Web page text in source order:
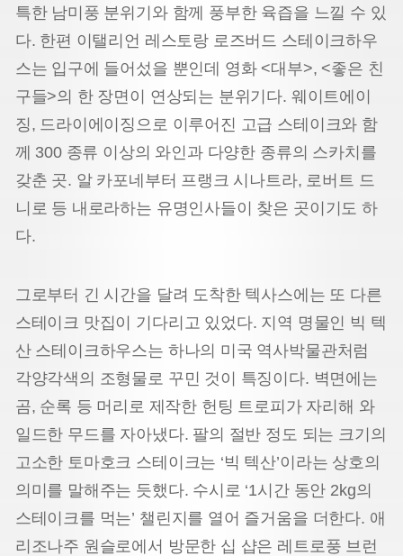
특한 남미풍 분위기와 함께 풍부한 육즙을 느낄 수 있
다. 한편 이탤리언 레스토랑 로즈버드 스테이크하우
스는 입구에 들어섰을 뿐인데 영화 <대부>, <좋은 친
구들>의 한 장면이 연상되는 분위기다. 웨이트에이
징, 드라이에이징으로 이루어진 고급 스테이크와 함
께 300 종류 이상의 와인과 다양한 종류의 스카치를
갖춘 곳. 알 카포네부터 프랭크 시나트라, 로버트 드
니로 등 내로라하는 유명인사들이 찾은 곳이기도 하
다.
그로부터 긴 시간을 달려 도착한 텍사스에는 또 다른
스테이크 맛집이 기다리고 있었다. 지역 명물인 빅 텍
산 스테이크하우스는 하나의 미국 역사박물관처럼
각양각색의 조형물로 꾸민 것이 특징이다. 벽면에는
곰, 순록 등 머리로 제작한 헌팅 트로피가 자리해 와
일드한 무드를 자아냈다. 팔의 절반 정도 되는 크기의
고소한 토마호크 스테이크는 ‘빅 텍산’이라는 상호의
의미를 말해주는 듯했다. 수시로 ‘1시간 동안 2kg의
스테이크를 먹는’ 챌린지를 열어 즐거움을 더한다. 애
리조나주 원슬로에서 방문한 십 샵은 레트로풍 브런